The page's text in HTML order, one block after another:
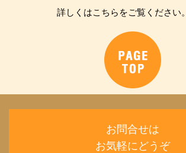
詳しくはこちらをご覧ください。
お問合せは
お気軽にどうぞ